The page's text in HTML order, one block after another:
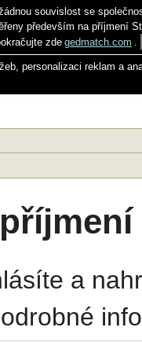
souvislost se
především na příjmení
zde gedmatch.com .
personalizaci reklam a
a